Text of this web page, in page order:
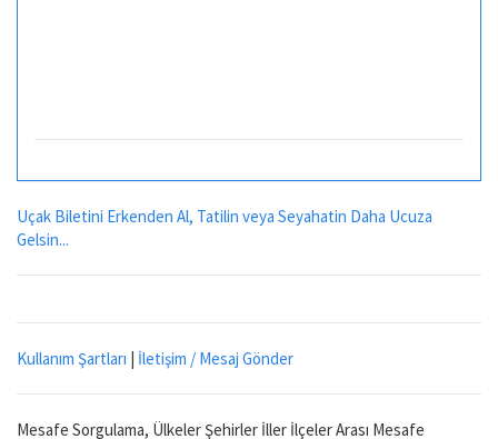
Uçak Biletini Erkenden Al, Tatilin veya Seyahatin Daha Ucuza
Gelsin...
Kullanım Şartları | İletişim / Mesaj Gönder
Mesafe Sorgulama, Ülkeler Şehirler İller İlçeler Arası Mesafe